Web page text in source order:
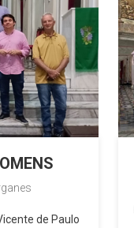
de Paulo